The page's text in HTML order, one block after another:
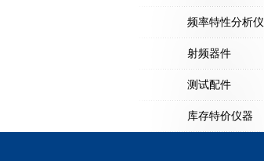
频率特性分析仪
射频器件
测试配件
库存特价仪器